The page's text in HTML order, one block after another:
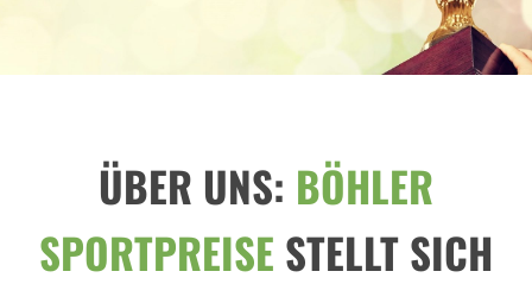
ÜBER UNS: BÖHLER
SPORTPREISE STELLT SICH